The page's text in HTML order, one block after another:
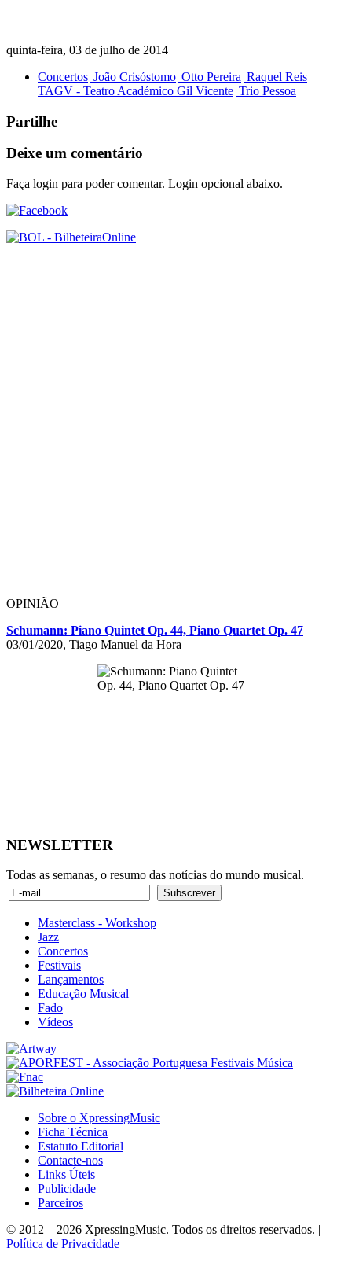
quinta-feira, 03 de julho de 2014
Concertos João Crisóstomo Otto Pereira Raquel Reis
TAGV - Teatro Académico Gil Vicente Trio Pessoa
Partilhe
Deixe um comentário
Faça login para poder comentar. Login opcional abaixo.
OPINIÃO
Schumann: Piano Quintet Op. 44, Piano Quartet Op. 47
03/01/2020, Tiago Manuel da Hora
NEWSLETTER
Todas as semanas, o resumo das notícias do mundo musical.
Masterclass - Workshop
Jazz
Concertos
Festivais
Lançamentos
Educação Musical
Fado
Vídeos
Sobre o XpressingMusic
Ficha Técnica
Estatuto Editorial
Contacte-nos
Links Úteis
Publicidade
Parceiros
© 2012 – 2026 XpressingMusic. Todos os direitos reservados. |
Política de Privacidade